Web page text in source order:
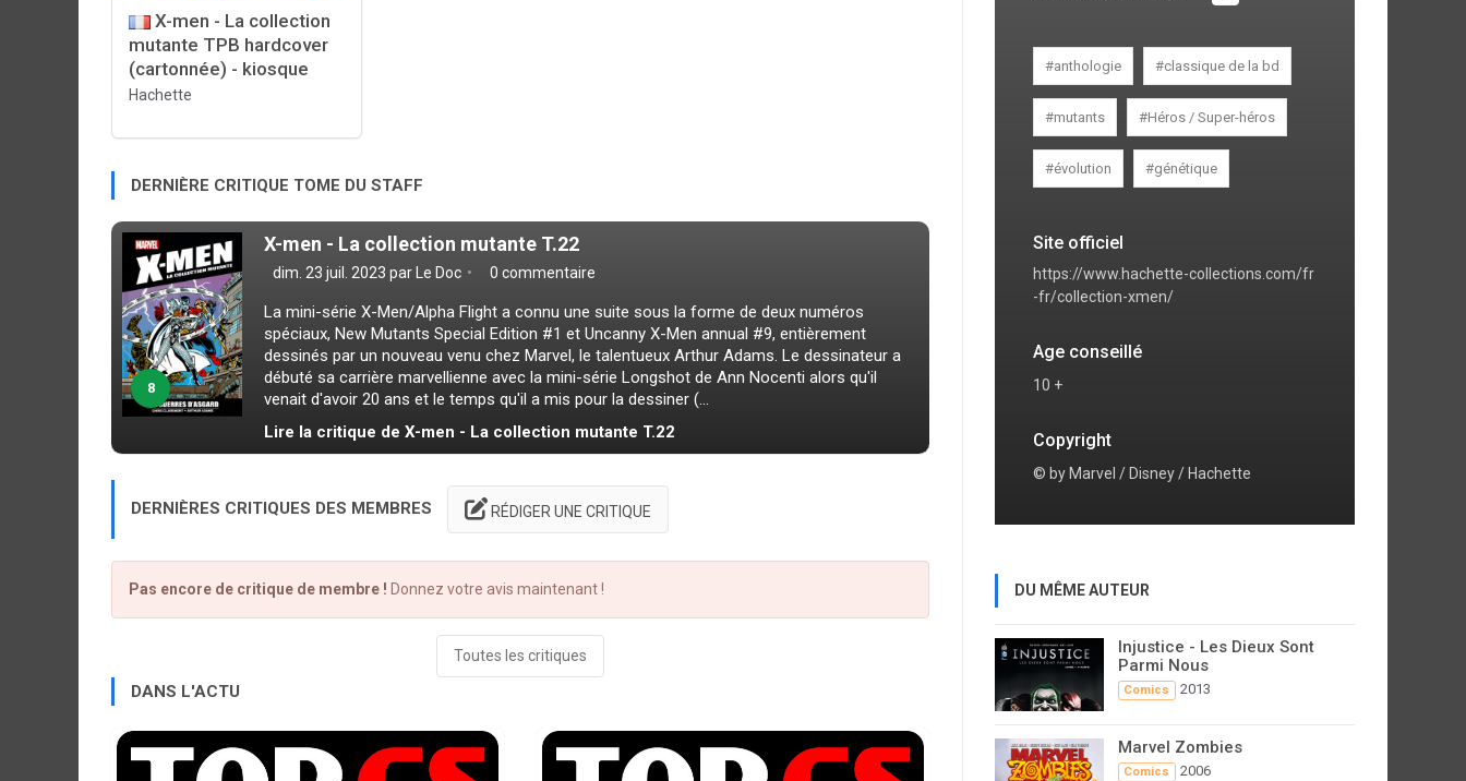
X-men - La collection
mutante TPB hardcover
(cartonnée) - kiosque
Hachette
DERNIÈRE CRITIQUE TOME DU STAFF
8
X-men - La collection mutante T.22
dim. 23 juil. 2023 par Le Doc 0 commentaire
La mini-série X-Men/Alpha Flight a connu une suite sous la forme de deux numéros
spéciaux, New Mutants Special Edition #1 et Uncanny X-Men annual #9, entièrement
dessinés par un nouveau venu chez Marvel, le talentueux Arthur Adams. Le dessinateur a
débuté sa carrière marvellienne avec la mini-série Longshot de Ann Nocenti alors qu'il
venait d'avoir 20 ans et le temps qu'il a mis pour la dessiner (...
Lire la critique de X-men - La collection mutante T.22
DERNIÈRES CRITIQUES DES MEMBRES RÉDIGER UNE CRITIQUE
Pas encore de critique de membre ! Donnez votre avis maintenant !
Toutes les critiques
DANS L'ACTU
#anthologie #classique de la bd
#mutants #Héros / Super-héros
#évolution #génétique
Site officiel
https://www.hachette-collections.com/fr
-fr/collection-xmen/
Age conseillé
10 +
Copyright
© by Marvel / Disney / Hachette
DU MÊME AUTEUR
Injustice - Les Dieux Sont
Parmi Nous
Comics 2013
Marvel Zombies
Comics 2006